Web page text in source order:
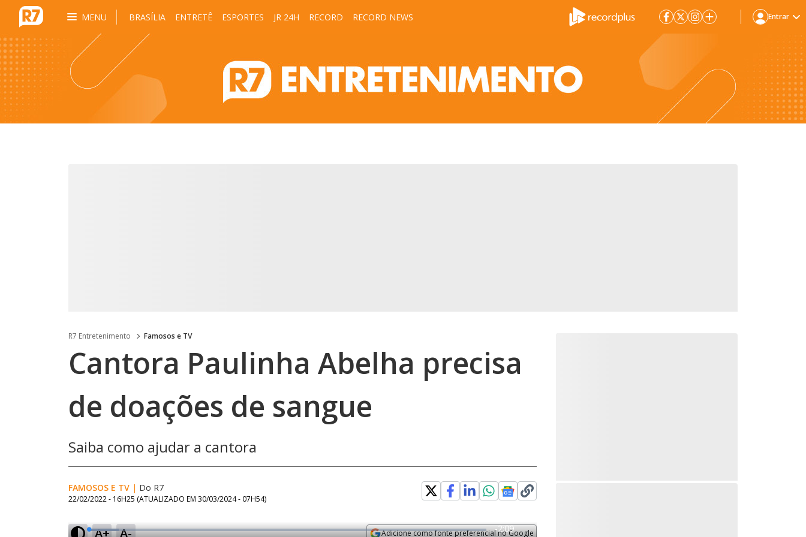
MENU BRASÍLIA ENTRETÊ ESPORTES JR 24H RECORD RECORD NEWS Entrar
R7 Entretenimento Famosos e TV
Cantora Paulinha Abelha precisa
de doações de sangue
Saiba como ajudar a cantora
FAMOSOS E TV | Do R7
22/02/2022 - 16H25 (ATUALIZADO EM 30/03/2024 - 07H54)
A+ A- Adicione como fonte preferencial no Google
L
R
-2:09